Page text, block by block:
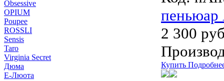
пеньюар
2 300
Купить
Obsessive
OPIUM
Poupee
ROSSLI
Sensis
Taro
Virginia Secret
Дюма
Е-Люота